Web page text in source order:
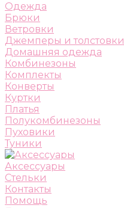
Одежда
Брюки
Ветровки
Джемперы и толстовки
Домашняя одежда
Комбинезоны
Комплекты
Конверты
Куртки
Платья
Полукомбинезоны
Пуховики
Туники
Аксессуары
Стельки
Контакты
Помощь